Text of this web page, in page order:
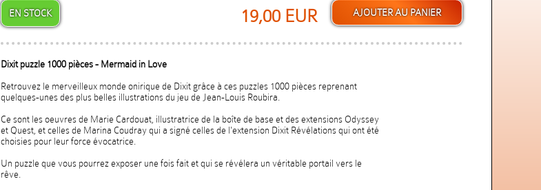
EN STOCK 19,00 EUR
Dixit puzzle 1000 pièces - Mermaid in Love
Retrouvez le merveilleux monde onirique de Dixit grâce à ces puzzles 1000 pièces reprenant
quelques-unes des plus belles illustrations du jeu de Jean-Louis Roubira.
Ce sont les oeuvres de Marie Cardouat, illustratrice de la boîte de base et des extensions Odyssey
et Quest, et celles de Marina Coudray qui a signé celles de l'extension Dixit Révélations qui ont été
choisies pour leur force évocatrice.
Un puzzle que vous pourrez exposer une fois fait et qui se révélera un véritable portail vers le
rêve.